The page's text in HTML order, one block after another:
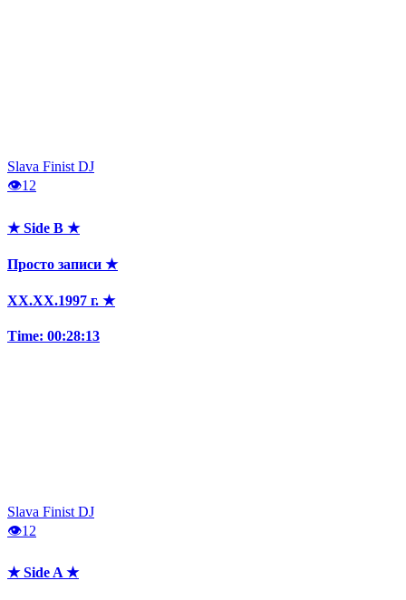
Slava Finist DJ
👁12
★ Side B ★
Просто записи ★
XX.XX.1997 г. ★
Time: 00:28:13
Slava Finist DJ
👁12
★ Side A ★